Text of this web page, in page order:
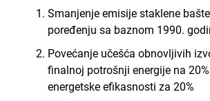
Smanjenje emisije staklene
poređenju sa baznom 1990.
Povećanje učešća obnovljivih
finalnoj potrošnji energije na
energetske efikasnosti za 20%